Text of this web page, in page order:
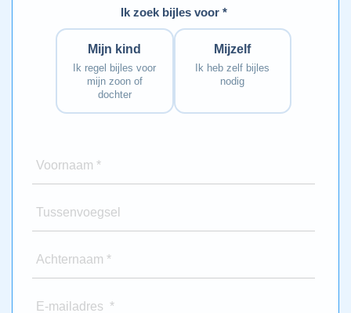
Ik zoek bijles voor *
Mijn kind
Ik regel bijles voor
mijn zoon of
dochter
Mijzelf
Ik heb zelf bijles
nodig
Voornaam *
Tussenvoegsel
Achternaam *
E-mailadres *